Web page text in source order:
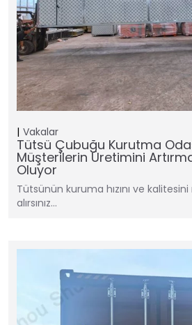
Vakalar
Tütsü Çubuğu Kurutma
Müşterilerin Üretimini
Oluyor
Tütsünün kuruma hızını ve
alırsınız…